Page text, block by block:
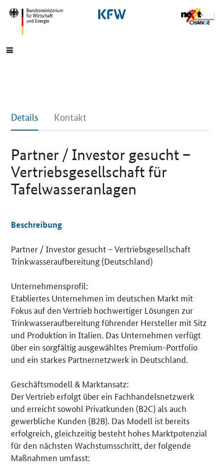
SrOnlyNavigation
Hauptmenü
Details Kontakt
Partner / Investor gesucht –
Vertriebsgesellschaft für
Tafelwasseranlagen
Details
Beschreibung
Partner / Investor gesucht – Vertriebsgesellschaft
Trinkwasseraufbereitung (Deutschland)
Unternehmensprofil:
Etabliertes Unternehmen im deutschen Markt mit
Fokus auf den Vertrieb hochwertiger Lösungen zur
Trinkwasseraufbereitung führender Hersteller mit Sitz
und Produktion in Italien. Das Unternehmen verfügt
über ein sorgfältig ausgewähltes Premium-Portfolio
und ein starkes Partnernetzwerk in Deutschland.
Geschäftsmodell & Marktansatz:
Der Vertrieb erfolgt über ein Fachhandelsnetzwerk
und erreicht sowohl Privatkunden (B2C) als auch
gewerbliche Kunden (B2B). Das Modell ist bereits
erfolgreich, gleichzeitig besteht hohes Marktpotenzial
für den nächsten Wachstumsschritt, der folgende
Maßnahmen umfasst: